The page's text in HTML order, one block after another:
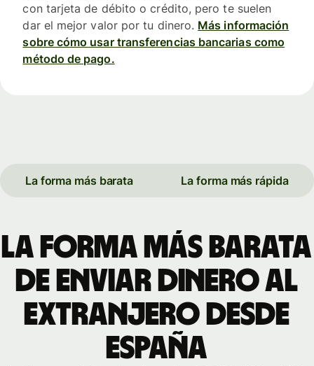
con tarjeta de débito o crédito, pero te suelen
dar el mejor valor por tu dinero. Más información
sobre cómo usar transferencias bancarias como
método de pago.
La forma más barata La forma más rápida
La forma más barata
de enviar dinero al
extranjero desde
España